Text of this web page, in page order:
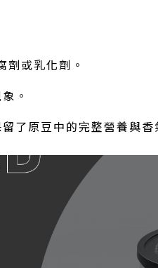
或乳化劑。
。
了原豆中的完整營養與